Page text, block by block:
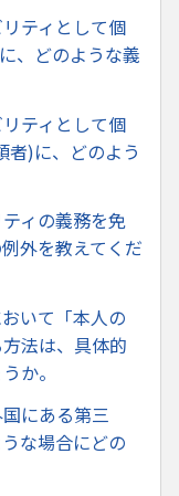
ティとして個
、どのような義
ティとして個
者)に、どのよう
ィの義務を免
外を教えてくだ
いて「本人の
法は、具体的
か。
にある第三
な場合にどの